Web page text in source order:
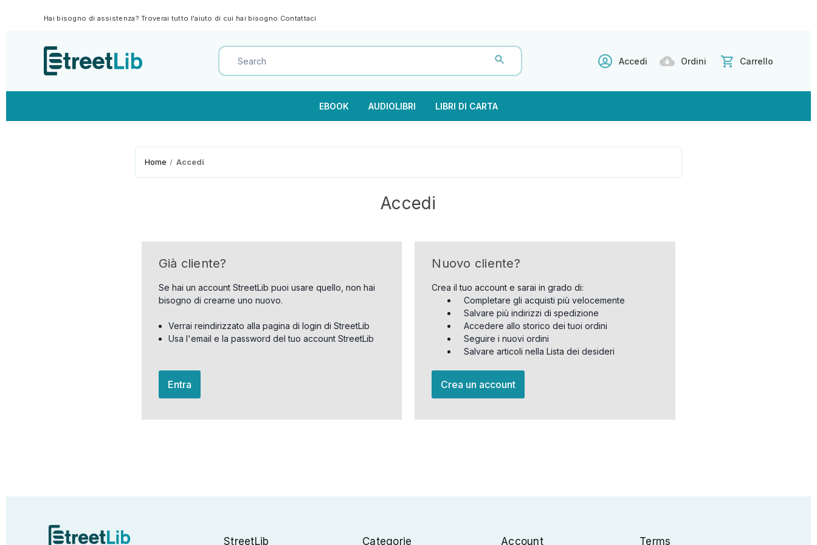
Hai bisogno di assistenza? Troverai tutto l'aiuto di cui hai bisogno Contattaci
Accedi Ordini Carrello
EBOOK AUDIOLIBRI LIBRI DI CARTA
Home Accedi
Accedi
Già cliente?
Se hai un account StreetLib puoi usare quello, non hai
bisogno di crearne uno nuovo.
Verrai reindirizzato alla pagina di login di StreetLib
Usa l'email e la password del tuo account StreetLib
Entra
Nuovo cliente?
Crea il tuo account e sarai in grado di:
Completare gli acquisti più velocemente
Salvare più indirizzi di spedizione
Accedere allo storico dei tuoi ordini
Seguire i nuovi ordini
Salvare articoli nella Lista dei desideri
Crea un account
StreetLib Categorie Account Terms